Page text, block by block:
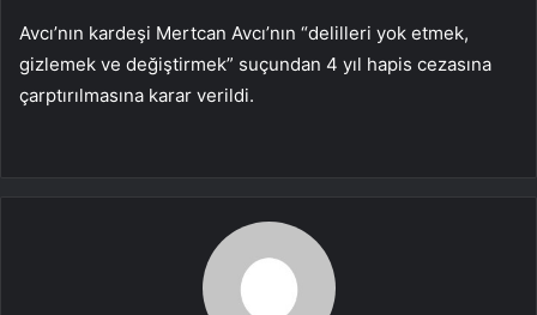
Avcı’nın kardeşi Mertcan Avcı’nın “delilleri yok etmek,
gizlemek ve değiştirmek” suçundan 4 yıl hapis cezasına
çarptırılmasına karar verildi.